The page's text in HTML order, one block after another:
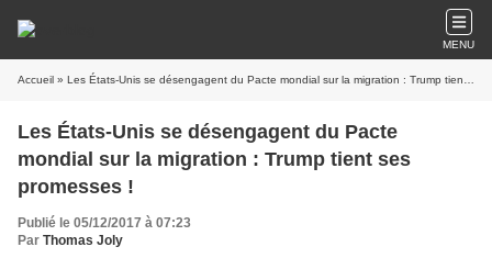
MENU
Accueil » Les États-Unis se désengagent du Pacte mondial sur la migration : Trump tient ses promesses !
Les États-Unis se désengagent du Pacte
mondial sur la migration : Trump tient ses
promesses !
Publié le 05/12/2017 à 07:23
Par Thomas Joly